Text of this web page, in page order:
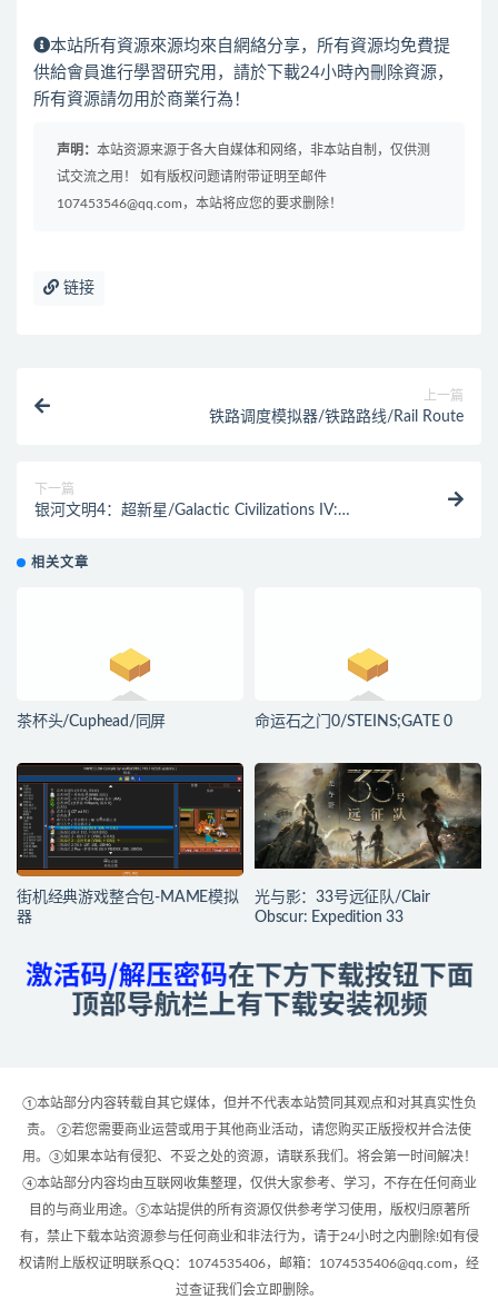
本站所有資源來源均來自網絡分享，所有資源均免費提
供給會員進行學習研究用，請於下載24小時內刪除資源，
所有資源請勿用於商業行為！
声明： 本站资源来源于各大自媒体和网络，非本站自制，仅供测
试交流之用！ 如有版权问题请附带证明至邮件
107453546@qq.com，本站将应您的要求删除！
链接
上一篇
铁路调度模拟器/铁路路线/Rail Route
下一篇
银河文明4：超新星/Galactic Civilizations IV:
相关文章
茶杯头/Cuphead/同屏 命运石之门0/STEINS;GATE 0
街机经典游戏整合包-MAME模拟
器
光与影：33号远征队/Clair
Obscur: Expedition 33
①本站部分内容转载自其它媒体，但并不代表本站赞同其观点和对其真实性负
责。 ②若您需要商业运营或用于其他商业活动，请您购买正版授权并合法使
用。③如果本站有侵犯、不妥之处的资源，请联系我们。将会第一时间解决！
④本站部分内容均由互联网收集整理，仅供大家参考、学习，不存在任何商业
目的与商业用途。⑤本站提供的所有资源仅供参考学习使用，版权归原著所
有，禁止下载本站资源参与任何商业和非法行为，请于24小时之内删除!如有侵
权请附上版权证明联系QQ：1074535406，邮箱：1074535406@qq.com，经
过查证我们会立即删除。